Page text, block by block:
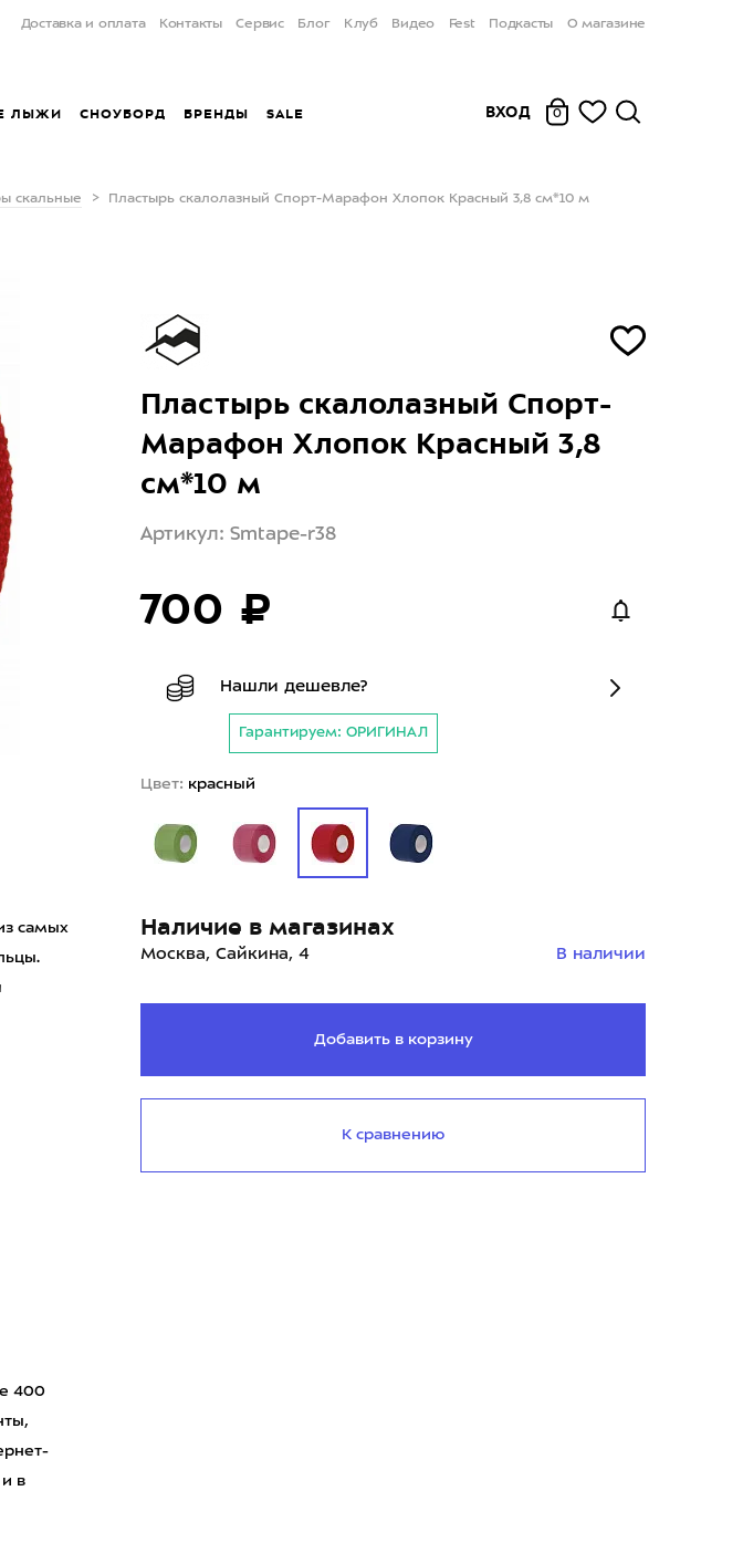
Доставка и оплата Контакты Сервис Блог Клуб Видео Fest Подкасты О магазине
ЛЫЖИ СНОУБОРД БРЕНДЫ SALE ВХОД 0
скальные Пластырь скалолазный Спорт-Марафон Хлопок Красный 3,8 см*10 м
самых
400
в
Пластырь скалолазный Спорт-
Марафон Хлопок Красный 3,8
см*10 м
Артикул: Smtape-r38
700 ₽
Нашли дешевле?
Гарантируем: ОРИГИНАЛ
Цвет: красный
Наличие в магазинах
Москва, Сайкина, 4 В наличии
Добавить в корзину
К сравнению